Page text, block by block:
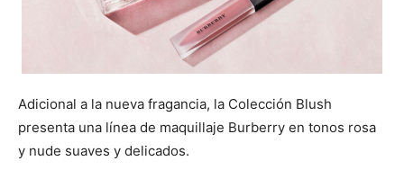
Adicional a la nueva fragancia, la Colección Blush
presenta una línea de maquillaje Burberry en tonos rosa
y nude suaves y delicados.